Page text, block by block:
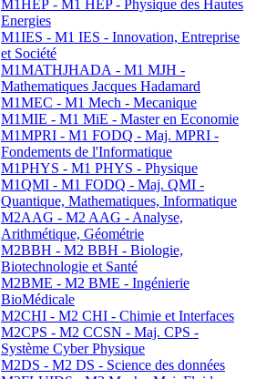
M1HEP - M1 HEP - Physique des Hautes
Energies
M1IES - M1 IES - Innovation, Entreprise
et Société
M1MATHJHADA - M1 MJH -
Mathematiques Jacques Hadamard
M1MEC - M1 Mech - Mecanique
M1MIE - M1 MiE - Master en Economie
M1MPRI - M1 FODQ - Maj. MPRI -
Fondements de l'Informatique
M1PHYS - M1 PHYS - Physique
M1QMI - M1 FODQ - Maj. QMI -
Quantique, Mathematiques, Informatique
M2AAG - M2 AAG - Analyse,
Arithmétique, Géométrie
M2BBH - M2 BBH - Biologie,
Biotechnologie et Santé
M2BME - M2 BME - Ingénierie
BioMédicale
M2CHI - M2 CHI - Chimie et Interfaces
M2CPS - M2 CCSN - Maj. CPS -
Système Cyber Physique
M2DS - M2 DS - Science des données